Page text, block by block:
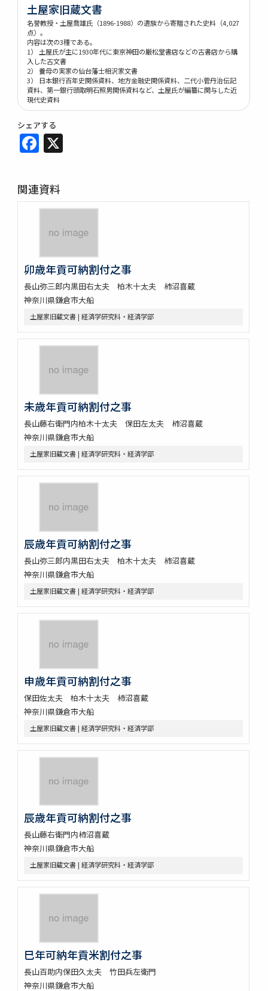
土屋家旧蔵文書
名誉教授・土屋喬雄氏（1896-1988）の遺族から寄贈された史料（4,027
点）。
内容は次の3種である。
1） 土屋氏が主に1930年代に東京神田の厳松堂書店などの古書店から購
入した古文書
2） 養母の実家の仙台藩士相沢家文書
3） 日本銀行百年史関係資料、地方金融史関係資料、二代小菅丹治伝記
資料、第一銀行頭取明石照男関係資料など、土屋氏が編纂に関与した近
現代史資料
シェアする
Facebook
関連資料
卯歳年貢可納割付之事
長山弥三郎内黒田右太夫 柏木十太夫 柿沼喜蔵
神奈川県鎌倉市大船
土屋家旧蔵文書 | 経済学研究科・経済学部
未歳年貢可納割付之事
長山藤右衛門内柏木十太夫 保田左太夫 柿沼喜蔵
神奈川県鎌倉市大船
土屋家旧蔵文書 | 経済学研究科・経済学部
辰歳年貢可納割付之事
長山弥三郎内黒田右太夫 柏木十太夫 柿沼喜蔵
神奈川県鎌倉市大船
土屋家旧蔵文書 | 経済学研究科・経済学部
申歳年貢可納割付之事
保田佐太夫 柏木十太夫 柿沼喜蔵
神奈川県鎌倉市大船
土屋家旧蔵文書 | 経済学研究科・経済学部
辰歳年貢可納割付之事
長山藤右衛門内柿沼喜蔵
神奈川県鎌倉市大船
土屋家旧蔵文書 | 経済学研究科・経済学部
巳年可納年貢米割付之事
長山百助内保田久太夫 竹田兵左衛門
神奈川県鎌倉市大船